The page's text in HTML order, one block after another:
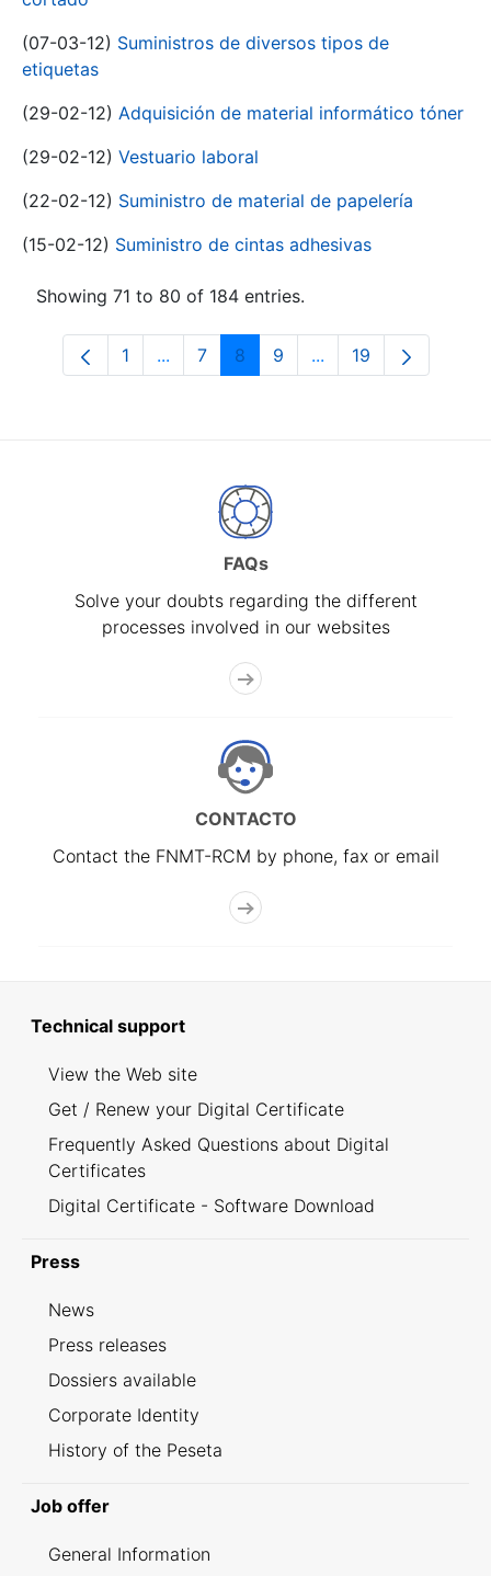
(07-03-12) Suministros de diversos tipos de
etiquetas
(29-02-12) Adquisición de material informático tóner
(29-02-12) Vestuario laboral
(22-02-12) Suministro de material de papelería
(15-02-12) Suministro de cintas adhesivas
Showing 71 to 80 of 184 entries.
Page
1 ...Intermediate Pages Use TAB to
Page
7 Page
8 Page
9 ...Intermediate Pages
Page
19
FAQs
Solve your doubts regarding the different
processes involved in our websites
CONTACTO
Contact the FNMT-RCM by phone, fax or email
Technical support
View the Web site
Get / Renew your Digital Certificate
Frequently Asked Questions about Digital
Certificates
Digital Certificate - Software Download
Press
News
Press releases
Dossiers available
Corporate Identity
History of the Peseta
Job offer
General Information